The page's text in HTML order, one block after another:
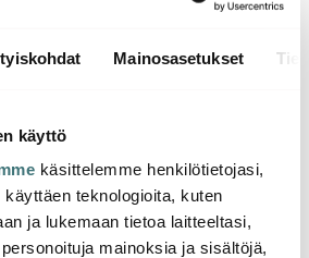
Mainosasetukset
käyttö
käsittelemme henkilötietojasi,
teknologioita, kuten
ja lukemaan tietoa laitteeltasi,
mainoksia ja sisältöjä,
Fika To Go Muki 38 cl
12.37 € 20.00 €
Saatavilla